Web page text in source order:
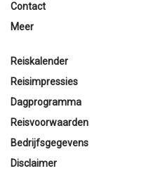
Contact
Meer
Reiskalender
Reisimpressies
Dagprogramma
Reisvoorwaarden
Bedrijfsgegevens
Disclaimer